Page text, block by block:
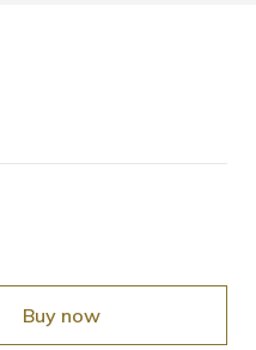
Buy now